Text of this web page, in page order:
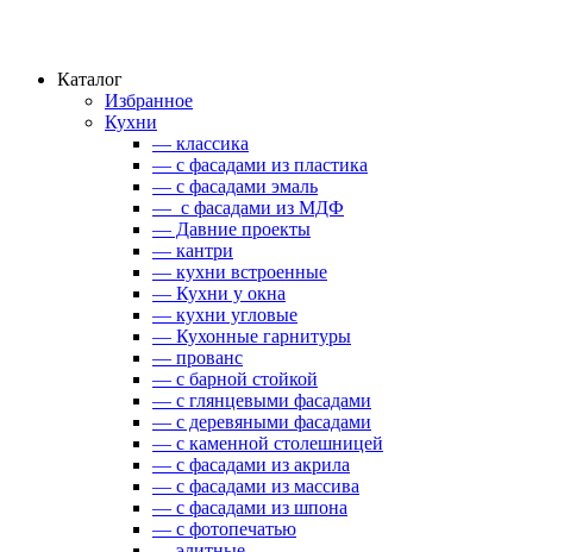
Каталог
Избранное
Кухни
— классика
— с фасадами из пластика
— с фасадами эмаль
— с фасадами из МДФ
— Давние проекты
— кантри
— кухни встроенные
— Кухни у окна
— кухни угловые
— Кухонные гарнитуры
— прованс
— с барной стойкой
— с глянцевыми фасадами
— с деревяными фасадами
— с каменной столешницей
— с фасадами из акрила
— с фасадами из массива
— с фасадами из шпона
— с фотопечатью